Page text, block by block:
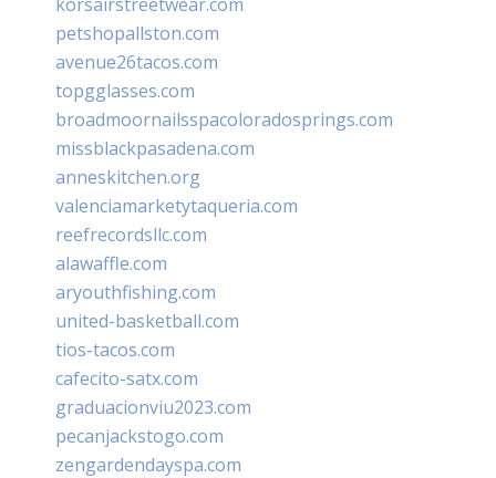
petshopallston.com
avenue26tacos.com
topgglasses.com
broadmoornailsspacoloradosprings.com
missblackpasadena.com
anneskitchen.org
valenciamarketytaqueria.com
reefrecordsllc.com
alawaffle.com
aryouthfishing.com
united-basketball.com
tios-tacos.com
cafecito-satx.com
graduacionviu2023.com
pecanjackstogo.com
zengardendayspa.com